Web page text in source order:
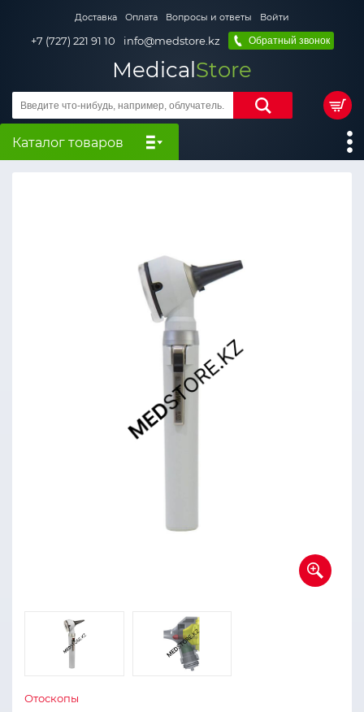
Доставка Оплата Вопросы и ответы Войти
+7 (727) 221 91 10 info@medstore.kz Обратный звонок
MedicalStore
Каталог товаров
Отоскопы